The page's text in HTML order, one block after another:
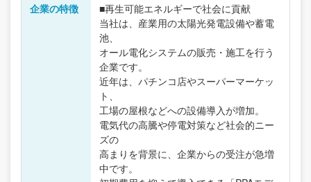
企業の特徴
■再生可能エネルギーで社会に貢献
当社は、産業用の太陽光発電設備や蓄電
池、
オール電化システムの販売・施工を行う
企業です。
近年は、パチンコ店やスーパーマーケッ
ト、
工場の屋根などへの設備導入が増加。
電気代の高騰や停電対策など社会的ニー
ズの
高まりを背景に、企業からの受注が急増
中です。